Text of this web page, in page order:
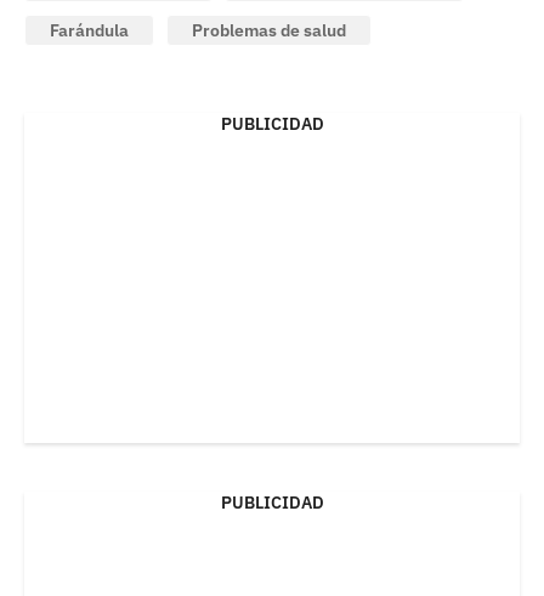
Farándula
Problemas de salud
PUBLICIDAD
PUBLICIDAD